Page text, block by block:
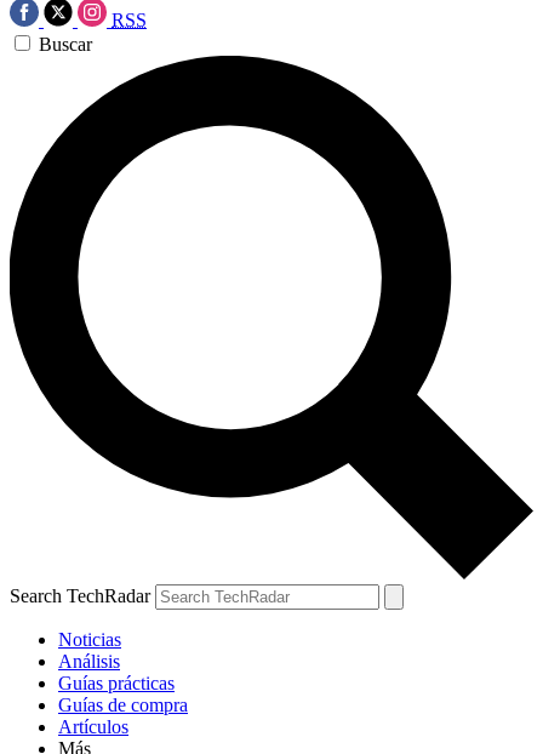
RSS
Buscar
Search TechRadar
Noticias
Análisis
Guías prácticas
Guías de compra
Artículos
Más